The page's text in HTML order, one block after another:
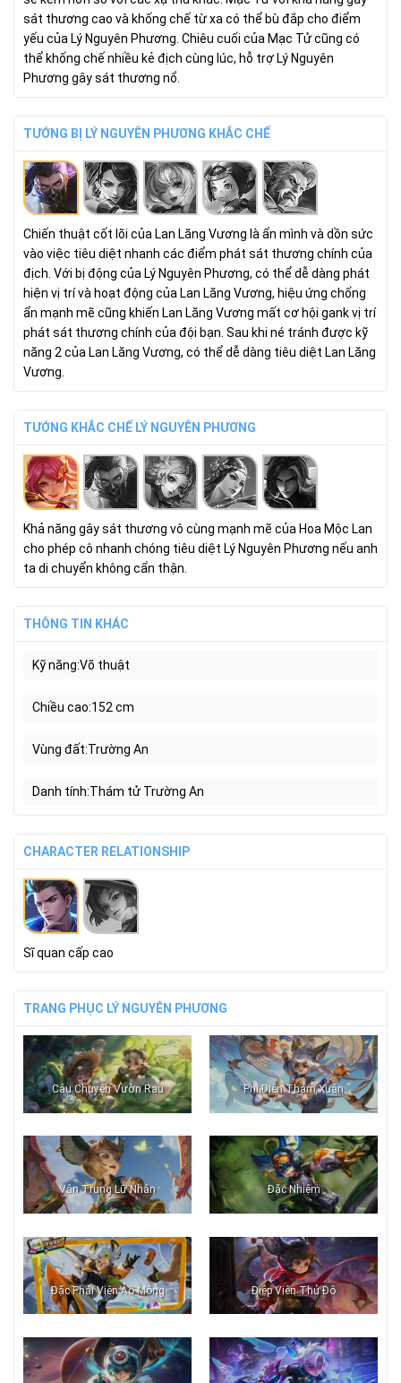
sát thương cao và khống chế từ xa có thể bù đắp cho điểm
yếu của Lý Nguyên Phương. Chiêu cuối của Mạc Tử cũng có
thể khống chế nhiều kẻ địch cùng lúc, hỗ trợ Lý Nguyên
Phương gây sát thương nổ.
TƯỚNG BỊ LÝ NGUYÊN PHƯƠNG KHẮC CHẾ
Chiến thuật cốt lõi của Lan Lăng Vương là ẩn mình và dồn sức
vào việc tiêu diệt nhanh các điểm phát sát thương chính của
địch. Với bị động của Lý Nguyên Phương, có thể dễ dàng phát
hiện vị trí và hoạt động của Lan Lăng Vương, hiệu ứng chống
ẩn mạnh mẽ cũng khiến Lan Lăng Vương mất cơ hội gank vị trí
phát sát thương chính của đội bạn. Sau khi né tránh được kỹ
năng 2 của Lan Lăng Vương, có thể dễ dàng tiêu diệt Lan Lăng
Vương.
TƯỚNG KHẮC CHẾ LÝ NGUYÊN PHƯƠNG
Khả năng gây sát thương vô cùng mạnh mẽ của Hoa Mộc Lan
cho phép cô nhanh chóng tiêu diệt Lý Nguyên Phương nếu anh
ta di chuyển không cẩn thận.
THÔNG TIN KHÁC
Kỹ năng Võ thuật
Chiều cao 152 cm
Vùng đất Trường An
Danh tính Thám tử Trường An
CHARACTER RELATIONSHIP
Sĩ quan cấp cao
TRANG PHỤC LÝ NGUYÊN PHƯƠNG
Câu Chuyện Vườn Rau Phi Diên Tham Xuân
Vân Trung Lữ Nhân Đặc Nhiệm
Đặc Phái Viên Ảo Mộng Điệp Viên Thủ Đô